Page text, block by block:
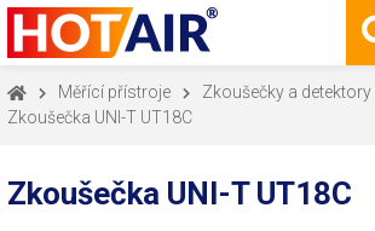
Měřící přístroje
Zkoušečky a detektory
Zkoušečka UNI-T UT18C
Zkoušečka UNI-T UT18C